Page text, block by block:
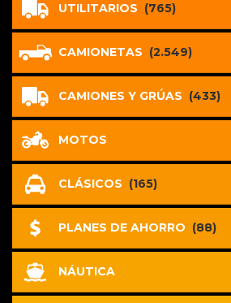
UTILITARIOS (765)
CAMIONETAS (2.549)
CAMIONES Y GRÚAS (433)
MOTOS
CLÁSICOS (165)
PLANES DE AHORRO (88)
NÁUTICA